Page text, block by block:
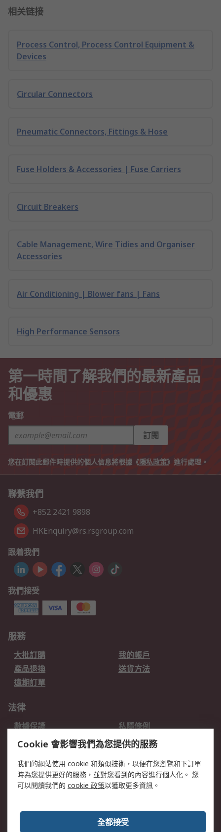
相关链接
Process Control, Process Control Equipment &
Devices
Circular Connectors
Pneumatic Connectors, Fittings & Hose
Fuse Holders & Accessories | Fuse Carriers
Circuit Breakers
Cable Management, Wire Tidies and Organiser
Accessories
Air Conditioning | Blower fans | Fans
High Performance Sensors
第一時間了解我們的最新產品
和優惠
電郵
訂閱
您在訂閱此郵件時提供的個人信息將根據《隱私政策》進行處理。
聯繫我們
+852 2421 9898
HKEnquiry@rs.rsgroup.com
跟着我們
我們接受
服務
大批訂購
我的帳戶
產品退換
送貨方法
遠期訂單
法律
數據保護
私隱條例
網站條款
郵件安全
關於RS
全球辦事處
加入我們
關於RS
Cookie 會影響我們為您提供的服務
我們的網站使用 cookie 和類似技術，以便在您瀏覽和下訂單
時為您提供更好的服務，並對您看到的內容進行個人化。 您
可以閱讀我們的 cookie 政策以獲取更多資訊。
全都接受